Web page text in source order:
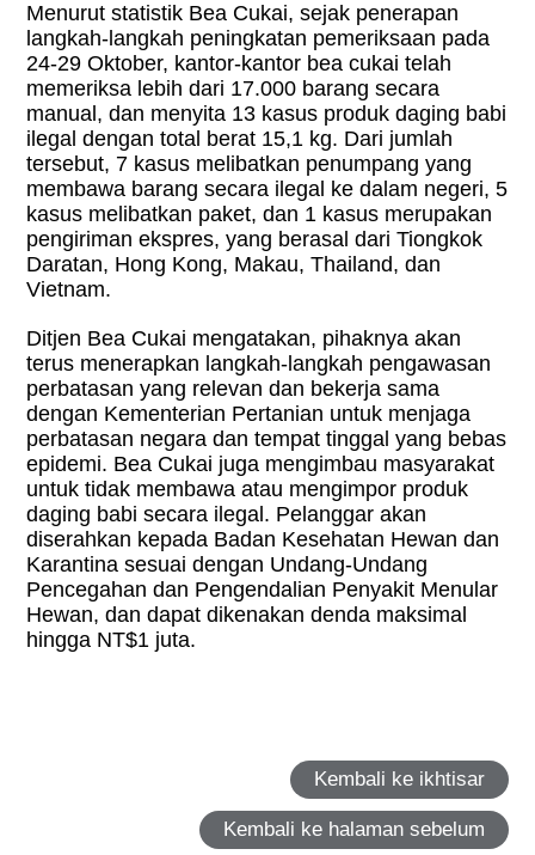
Menurut statistik Bea Cukai, sejak penerapan
langkah-langkah peningkatan pemeriksaan pada
24-29 Oktober, kantor-kantor bea cukai telah
memeriksa lebih dari 17.000 barang secara
manual, dan menyita 13 kasus produk daging babi
ilegal dengan total berat 15,1 kg. Dari jumlah
tersebut, 7 kasus melibatkan penumpang yang
membawa barang secara ilegal ke dalam negeri, 5
kasus melibatkan paket, dan 1 kasus merupakan
pengiriman ekspres, yang berasal dari Tiongkok
Daratan, Hong Kong, Makau, Thailand, dan
Vietnam.
Ditjen Bea Cukai mengatakan, pihaknya akan
terus menerapkan langkah-langkah pengawasan
perbatasan yang relevan dan bekerja sama
dengan Kementerian Pertanian untuk menjaga
perbatasan negara dan tempat tinggal yang bebas
epidemi. Bea Cukai juga mengimbau masyarakat
untuk tidak membawa atau mengimpor produk
daging babi secara ilegal. Pelanggar akan
diserahkan kepada Badan Kesehatan Hewan dan
Karantina sesuai dengan Undang-Undang
Pencegahan dan Pengendalian Penyakit Menular
Hewan, dan dapat dikenakan denda maksimal
hingga NT$1 juta.
Kembali ke ikhtisar
Kembali ke halaman sebelum